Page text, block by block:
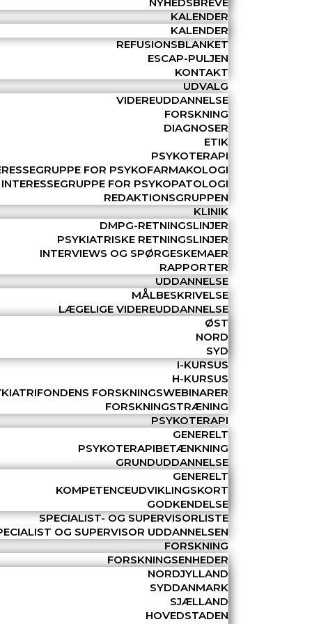
KALENDER
KALENDER
REFUSIONSBLANKET
ESCAP-PULJEN
KONTAKT
UDVALG
VIDEREUDDANNELSE
FORSKNING
DIAGNOSER
ETIK
PSYKOTERAPI
FOR PSYKOFARMAKOLOGI
INTERESSEGRUPPE FOR PSYKOPATOLOGI
REDAKTIONSGRUPPEN
KLINIK
DMPG-RETNINGSLINJER
PSYKIATRISKE RETNINGSLINJER
INTERVIEWS OG SPØRGESKEMAER
RAPPORTER
UDDANNELSE
MÅLBESKRIVELSE
LÆGELIGE VIDEREUDDANNELSE
ØST
NORD
SYD
I-KURSUS
H-KURSUS
FORSKNINGSWEBINARER
FORSKNINGSTRÆNING
PSYKOTERAPI
GENERELT
PSYKOTERAPIBETÆNKNING
GRUNDUDDANNELSE
GENERELT
KOMPETENCEUDVIKLINGSKORT
GODKENDELSE
SPECIALIST- OG SUPERVISORLISTE
OG SUPERVISOR UDDANNELSEN
FORSKNING
FORSKNINGSENHEDER
NORDJYLLAND
SYDDANMARK
SJÆLLAND
HOVEDSTADEN